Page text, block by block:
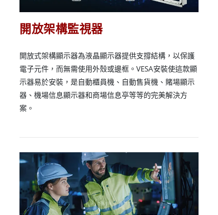
開放架構監視器
開放式架構顯示器為液晶顯示器提供支撐結構，以保護
電子元件，而無需使用外殼或邊框。VESA安裝使這款顯
示器易於安裝，是自動櫃員機、自動售貨機、賭場顯示
器、機場信息顯示器和商場信息亭等等的完美解決方
案。